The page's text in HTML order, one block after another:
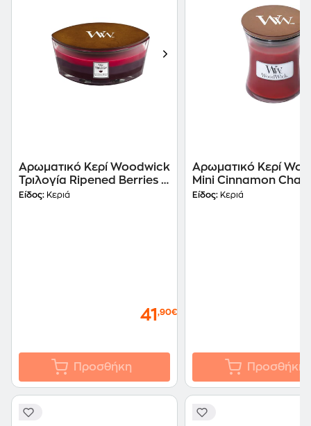
Αρωματικό Κερί Woodwick
Τριλογία Ripened Berries -
Πολύχρωμο
Είδος: Κεριά
41 ,90€
Προσθήκη
Αρωματικό Κερί
Mini Cinnamon Chai -
Κόκκινο
Είδος: Κεριά
Προσθήκη